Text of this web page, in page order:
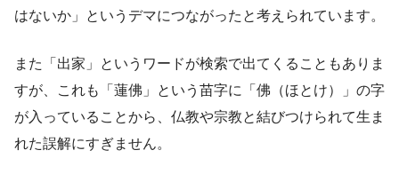
はないか」というデマにつながったと考えられています。
また「出家」というワードが検索で出てくることもありま
すが、これも「蓮佛」という苗字に「佛（ほとけ）」の字
が入っていることから、仏教や宗教と結びつけられて生ま
れた誤解にすぎません。